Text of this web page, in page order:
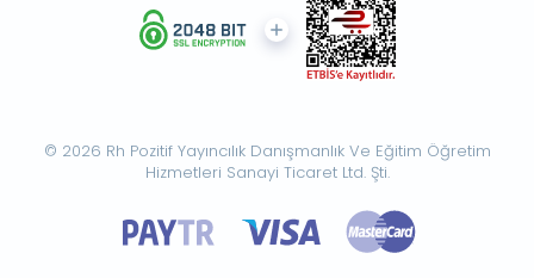
© 2026 Rh Pozitif Yayıncılık Danışmanlık Ve Eğitim Öğretim
Hizmetleri Sanayi Ticaret Ltd. Şti.